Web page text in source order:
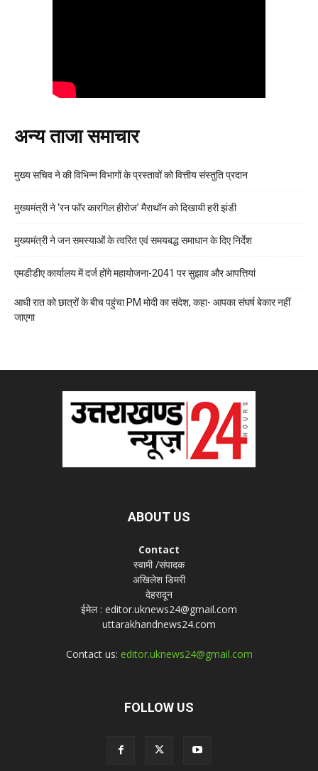
अन्य ताजा समाचार
मुख्य सचिव ने की विभिन्न विभागों के प्रस्तावों को वित्तीय संस्तुति प्रदान
मुख्यमंत्री ने ‘रन फॉर कारगिल हीरोज’ मैराथॉन को दिखायी हरी झंडी
मुख्यमंत्री ने जन समस्याओं के त्वरित एवं समयबद्ध समाधान के दिए निर्देश
एमडीडीए कार्यालय में दर्ज होंगे महायोजना-2041 पर सुझाव और आपत्तियां
आधी रात को छात्रों के बीच पहुंचा PM मोदी का संदेश, कहा- आपका संघर्ष बेकार नहीं
जाएगा
ABOUT US
Contact
स्वामी /संपादक
अखिलेश डिमरी
देहरादून
ईमेल : editor.uknews24@gmail.com
uttarakhandnews24.com
Contact us: editor.uknews24@gmail.com
FOLLOW US